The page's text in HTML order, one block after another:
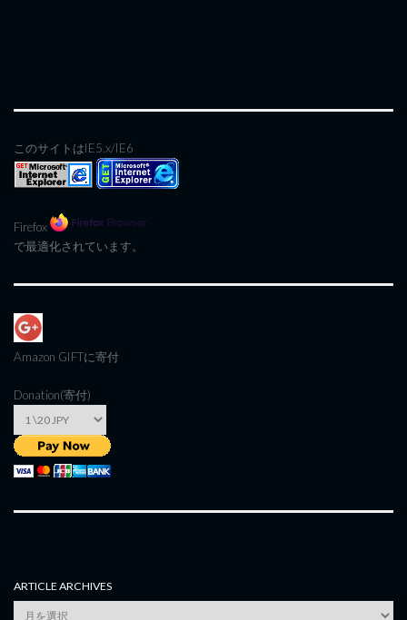
このサイトはIE5.x/IE6
Firefox
で最適化されています。
Amazon GIFTに寄付
Donation(寄付)
ARTICLE ARCHIVES
Article